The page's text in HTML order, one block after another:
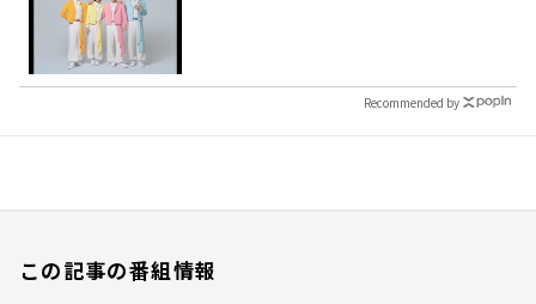
Recommended by
この記事の番組情報